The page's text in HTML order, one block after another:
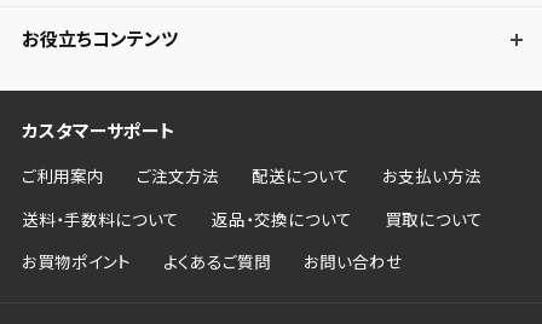
お役立ちコンテンツ
カスタマーサポート
ご利用案内 ご注文方法 配送について お支払い方法
送料・手数料について 返品・交換について 買取について
お買物ポイント よくあるご質問 お問い合わせ